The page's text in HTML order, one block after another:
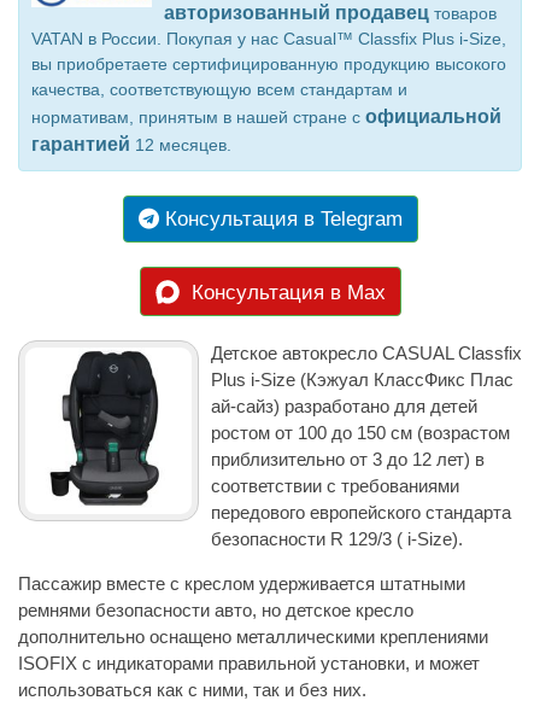
авторизованный продавец товаров
VATAN в России. Покупая у нас Casual™ Classfix Plus i-Size,
вы приобретаете сертифицированную продукцию высокого
качества, соответствующую всем стандартам и
нормативам, принятым в нашей стране с официальной
гарантией 12 месяцев.
Консультация в Telegram
Консультация в Max
Детское автокресло CASUAL Classfix
Plus i-Size (Кэжуал КлассФикс Плас
ай-сайз) разработано для детей
ростом от 100 до 150 см (возрастом
приблизительно от 3 до 12 лет) в
соответствии с требованиями
передового европейского стандарта
безопасности R 129/3 ( i-Size).
Пассажир вместе с креслом удерживается штатными
ремнями безопасности авто, но детское кресло
дополнительно оснащено металлическими креплениями
ISOFIX с индикаторами правильной установки, и может
использоваться как с ними, так и без них.